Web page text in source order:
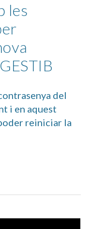
les
del
i en aquest
reiniciar la